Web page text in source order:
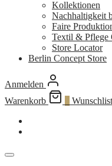
Kollektionen
Nachhaltigkeit
Faire
Textil & Pflege
Store Locator
Berlin Concept Store
Anmelden
Warenkorb